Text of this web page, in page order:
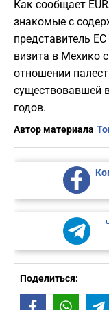
Как сообщает
знакомые с
представитель
визита в Мехико
отношении
существовавшей
годов.
Автор материала
Поделиться:
Facebook